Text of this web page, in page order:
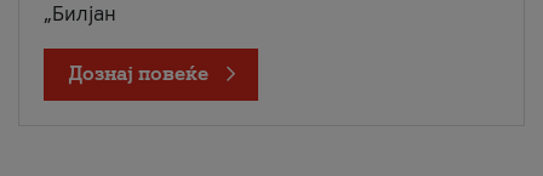
„Билјан
Дознај повеќе